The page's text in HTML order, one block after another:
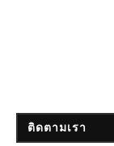
ติดตามเรา